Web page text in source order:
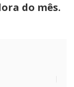
do mês.